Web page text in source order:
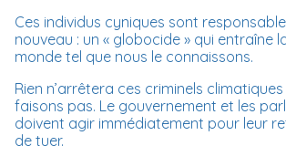
Ces individus cyniques sont
nouveau : un « globocide » qui entraîne
monde tel que nous le connaissons.
Rien n’arrêtera ces criminels
faisons pas. Le gouvernement et les
doivent agir immédiatement pour leur
de tuer.